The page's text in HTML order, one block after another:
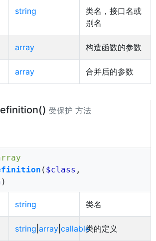
string
类名，接口名或
别名
array 构造函数的参数
array 合并后的参数
受保护 方法
( $class ,
)
string 类名
string array callable类的定义